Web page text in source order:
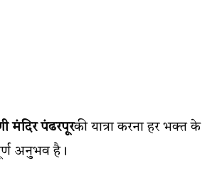
मंदिर पंढरपूरकी यात्रा करना हर भक्त के
अनुभव है।